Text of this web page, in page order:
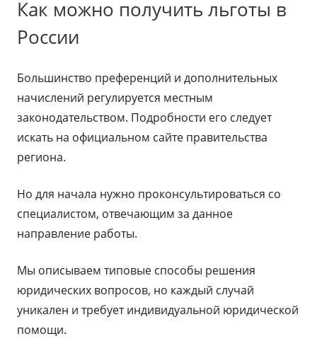
Как можно получить льготы в
России
Большинство преференций и дополнительных
начислений регулируется местным
законодательством. Подробности его следует
искать на официальном сайте правительства
региона.
Но для начала нужно проконсультироваться со
специалистом, отвечающим за данное
направление работы.
Мы описываем типовые способы решения
юридических вопросов, но каждый случай
уникален и требует индивидуальной юридической
помощи.